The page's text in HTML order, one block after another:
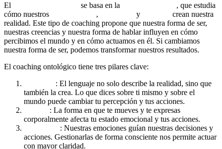
El se basa en la
, que estudia
cómo nuestros
, y
crean nuestra
realidad. Este tipo de coaching propone que nuestra forma de ser,
nuestras creencias y nuestra forma de hablar influyen en cómo
percibimos el mundo y en cómo actuamos en él. Si cambiamos
nuestra forma de ser, podemos transformar nuestros resultados.
El coaching ontológico tiene tres pilares clave:
: El lenguaje no solo describe la realidad, sino que
también la crea. Lo que dices sobre ti mismo y sobre el
mundo puede cambiar tu percepción y tus acciones.
: La forma en que te mueves y te expresas
corporalmente afecta tu estado emocional y tus acciones.
: Nuestras emociones guían nuestras decisiones y
acciones. Gestionarlas de forma consciente nos permite actuar
con mayor claridad.